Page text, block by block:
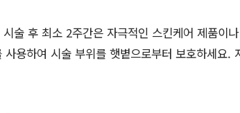
시술 후 최소 2주간은 자극적인 스킨케어 제품이
사용하여 시술 부위를 햇볕으로부터 보호하세요.